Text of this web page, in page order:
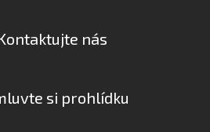
nás
si prohlídku